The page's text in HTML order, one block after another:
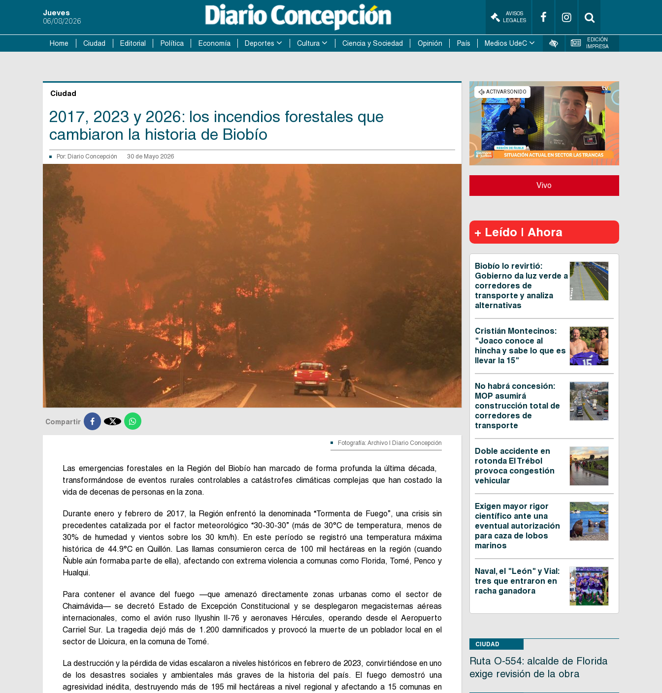
Jueves
06/08/2026
AVISOS
LEGALES
Home Ciudad Editorial Política Economía Deportes Cultura Ciencia y Sociedad Opinión País Medios UdeC
EDICIÓN
IMPRESA
Ciudad
2017, 2023 y 2026: los incendios forestales que
cambiaron la historia de Biobío
Por: Diario Concepción 30 de Mayo 2026
Compartir 
Fotografía: Archivo | Diario Concepción
Las emergencias forestales en la Región del Biobío han marcado de forma profunda la última década,
transformándose de eventos rurales controlables a catástrofes climáticas complejas que han costado la
vida de decenas de personas en la zona.
Durante enero y febrero de 2017, la Región enfrentó la denominada “Tormenta de Fuego”, una crisis sin
precedentes catalizada por el factor meteorológico “30-30-30” (más de 30°C de temperatura, menos de
30% de humedad y vientos sobre los 30 km/h). En este período se registró una temperatura máxima
histórica de 44.9°C en Quillón. Las llamas consumieron cerca de 100 mil hectáreas en la región (cuando
Ñuble aún formaba parte de ella), afectando con extrema violencia a comunas como Florida, Tomé, Penco y
Hualqui.
Para contener el avance del fuego —que amenazó directamente zonas urbanas como el sector de
Chaimávida— se decretó Estado de Excepción Constitucional y se desplegaron megacisternas aéreas
internacionales, como el avión ruso Ilyushin Il-76 y aeronaves Hércules, operando desde el Aeropuerto
Carriel Sur. La tragedia dejó más de 1.200 damnificados y provocó la muerte de un poblador local en el
sector de Lloicura, en la comuna de Tomé.
La destrucción y la pérdida de vidas escalaron a niveles históricos en febrero de 2023, convirtiéndose en uno
de los desastres sociales y ambientales más graves de la historia del país. El fuego demostró una
agresividad inédita, destruyendo más de 195 mil hectáreas a nivel regional y afectando a 15 comunas en
Vivo
+ Leído | Ahora
Biobío lo revirtió:
Gobierno da luz verde a
corredores de
transporte y analiza
alternativas
Cristián Montecinos:
"Joaco conoce al
hincha y sabe lo que es
llevar la 15"
No habrá concesión:
MOP asumirá
construcción total de
corredores de
transporte
Doble accidente en
rotonda El Trébol
provoca congestión
vehicular
Exigen mayor rigor
científico ante una
eventual autorización
para caza de lobos
marinos
Naval, el "León" y Vial:
tres que entraron en
racha ganadora
CIUDAD
Ruta O-554: alcalde de Florida
exige revisión de la obra